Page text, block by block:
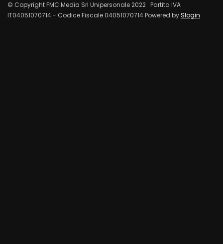
© Copyright FMC Media Srl Unipersonale 2022 Partita IVA
IT04051070714 - Codice Fiscale 04051070714 Powered bySlogin